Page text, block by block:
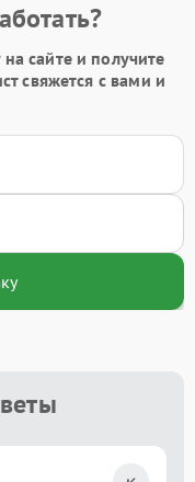
сайте и получите
свяжется с вами и